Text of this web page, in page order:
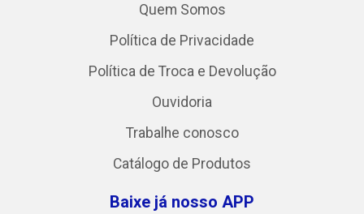
Quem Somos
Política de Privacidade
Política de Troca e Devolução
Ouvidoria
Trabalhe conosco
Catálogo de Produtos
Baixe já nosso APP